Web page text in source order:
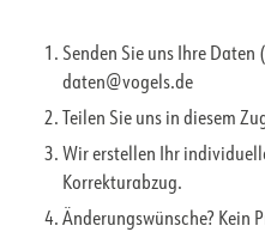
Senden Sie uns Ihre
daten@vogels.de
Teilen Sie uns in diesem
Wir erstellen Ihr
Korrekturabzug.
Änderungswünsche? Kein